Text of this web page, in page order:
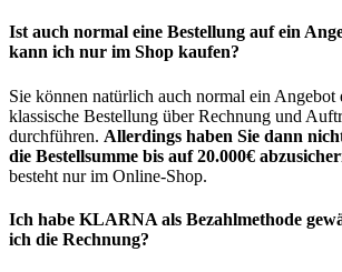
Ist auch normal eine Bestellung auf ein
kann ich nur im Shop kaufen?
Sie können natürlich auch normal ein Angebot
klassische Bestellung über Rechnung und
durchführen. Allerdings haben Sie dann
die Bestellsumme bis auf 20.000€
besteht nur im Online-Shop.
Ich habe KLARNA als Bezahlmethode
ich die Rechnung?